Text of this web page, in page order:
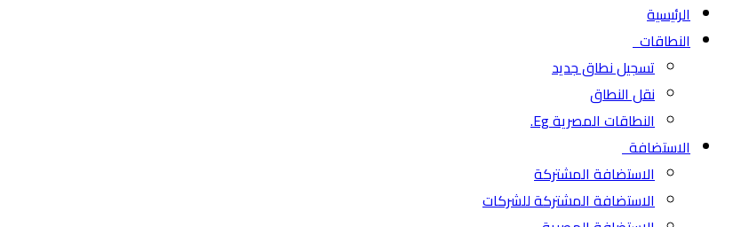
الرئيسية
النطاقات
تسجيل نطاق جديد
نقل النطاق
النطاقات المصرية Eg.
الاستضافة
الاستضافة المشتركة
الاستضافة المشتركة للشركات